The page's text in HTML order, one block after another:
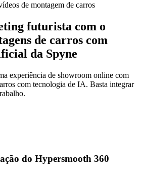
de montagem de carros
futurista com o
de carros com
da Spyne
experiência de showroom online com
com tecnologia de IA. Basta integrar
do Hypersmooth 360